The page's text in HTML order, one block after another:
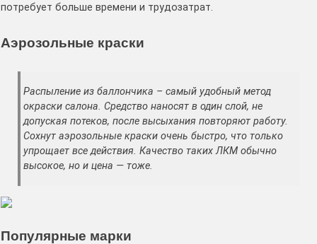
потребует больше времени и трудозатрат.
Аэрозольные краски
Распыление из баллончика – самый удобный метод
окраски салона. Средство наносят в один слой, не
допуская потеков, после высыхания повторяют работу.
Сохнут аэрозольные краски очень быстро, что только
упрощает все действия. Качество таких ЛКМ обычно
высокое, но и цена — тоже.
Популярные марки